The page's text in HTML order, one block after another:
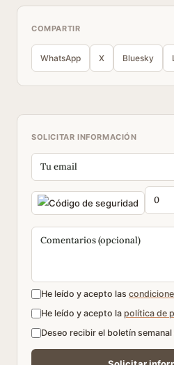
COMPARTIR
WhatsApp X Bluesky
SOLICITAR INFORMACIÓN
He leído y acepto las
He leído y acepto la política de
Deseo recibir el boletín